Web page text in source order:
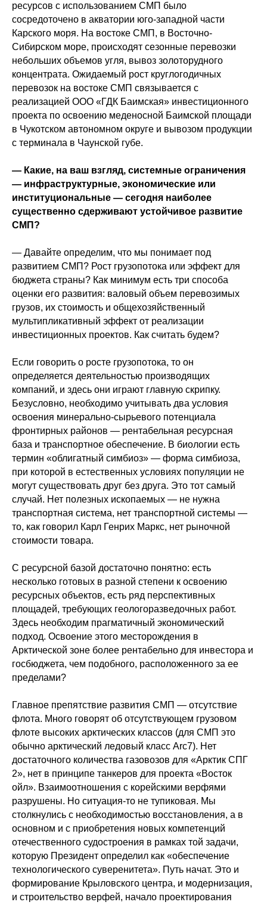
ресурсов с использованием СМП было
сосредоточено в акватории юго-западной части
Карского моря. На востоке СМП, в Восточно-
Сибирском море, происходят сезонные перевозки
небольших объемов угля, вывоз золоторудного
концентрата. Ожидаемый рост круглогодичных
перевозок на востоке СМП связывается с
реализацией ООО «ГДК Баимская» инвестиционного
проекта по освоению меденосной Баимской площади
в Чукотском автономном округе и вывозом продукции
с терминала в Чаунской губе.
— Какие, на ваш взгляд, системные ограничения
— инфраструктурные, экономические или
институциональные — сегодня наиболее
существенно сдерживают устойчивое развитие
СМП?
— Давайте определим, что мы понимает под
развитием СМП? Рост грузопотока или эффект для
бюджета страны? Как минимум есть три способа
оценки его развития: валовый объем перевозимых
грузов, их стоимость и общехозяйственный
мультипликативный эффект от реализации
инвестиционных проектов. Как считать будем?
Если говорить о росте грузопотока, то он
определяется деятельностью производящих
компаний, и здесь они играют главную скрипку.
Безусловно, необходимо учитывать два условия
освоения минерально-сырьевого потенциала
фронтирных районов — рентабельная ресурсная
база и транспортное обеспечение. В биологии есть
термин «облигатный симбиоз» — форма симбиоза,
при которой в естественных условиях популяции не
могут существовать друг без друга. Это тот самый
случай. Нет полезных ископаемых — не нужна
транспортная система, нет транспортной системы —
то, как говорил Карл Генрих Маркс, нет рыночной
стоимости товара.
С ресурсной базой достаточно понятно: есть
несколько готовых в разной степени к освоению
ресурсных объектов, есть ряд перспективных
площадей, требующих геологоразведочных работ.
Здесь необходим прагматичный экономический
подход. Освоение этого месторождения в
Арктической зоне более рентабельно для инвестора и
госбюджета, чем подобного, расположенного за ее
пределами?
Главное препятствие развития СМП — отсутствие
флота. Много говорят об отсутствующем грузовом
флоте высоких арктических классов (для СМП это
обычно арктический ледовый класс Arc7). Нет
достаточного количества газовозов для «Арктик СПГ
2», нет в принципе танкеров для проекта «Восток
ойл». Взаимоотношения с корейскими верфями
разрушены. Но ситуация-то не тупиковая. Мы
столкнулись с необходимостью восстановления, а в
основном и с приобретения новых компетенций
отечественного судостроения в рамках той задачи,
которую Президент определил как «обеспечение
технологического суверенитета». Путь начат. Это и
формирование Крыловского центра, и модернизация,
и строительство верфей, начало проектирования